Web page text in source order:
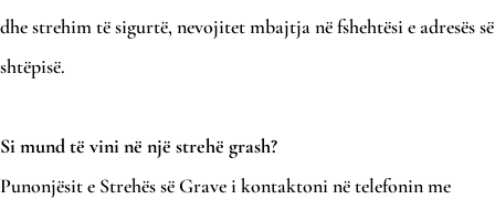
dhe strehim të sigurtë, nevojitet mbajtja në fshehtësi e adresës së
shtëpisë.
Si mund të vini në një strehë grash?
Punonjësit e Strehës së Grave i kontaktoni në telefonin me